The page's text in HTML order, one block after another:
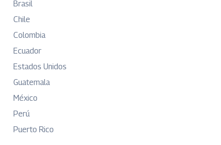
Brasil
Chile
Colombia
Ecuador
Estados Unidos
Guatemala
México
Perú
Puerto Rico